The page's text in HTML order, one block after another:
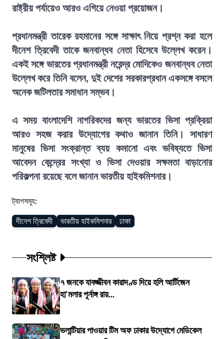
রাষ্ট্রীয় পর্যায়েও আরও এগিয়ে নেওয়া প্রয়োজন।
প্রধানমন্ত্রী তারেক রহমানের সঙ্গে সাক্ষাৎ নিয়ে প্রশ্ন করা হলে
দীনেশ ত্রিবেদী তাকে জনবান্ধব নেতা হিসেবে উল্লেখ করেন।
একই সঙ্গে ভারতের প্রধানমন্ত্রী নরেন্দ্র মোদিকেও জনবান্ধব নেতা
উল্লেখ করে তিনি বলেন, দুই দেশের সরকারপ্রধান একসঙ্গে বসলে
অনেক জটিলতার সমাধান সম্ভব।
এ সময় বাংলাদেশি নাগরিকদের জন্য ভারতের ভিসা প্রক্রিয়া
আরও সহজ করার উদ্যোগের কথাও জানান তিনি। সাধারণ
মানুষের ভিসা সংক্রান্ত ব্যয় কমানো এবং ভবিষ্যতে ভিসা
আবেদন কেন্দ্রের সংখ্যা ও ভিসা দেওয়ার সক্ষমতা বাড়ানোর
পরিকল্পনা রয়েছে বলে জানান ভারতীয় হাইকমিশনার।
ট্যাগসমূহ:
দীনেশ ত্রিবেদী ভারতীয় হাইকমিশনার ঢাকা
সংশ্লিষ্ট
৭ জনকে যাবজ্জীবন কারাদণ্ড দিয়ে হলি আর্টিজেন
হা'মলার পূর্নাঙ্গ রায়...
ভলান্টিয়ার পাওয়ার টিম অফ ঢাকার উদ্যোগে মেডিকেল